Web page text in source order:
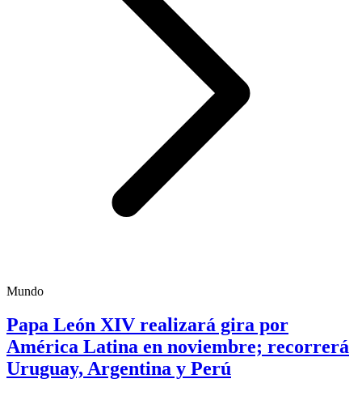
Mundo
Papa León XIV realizará gira por
América Latina en noviembre; recorrerá
Uruguay, Argentina y Perú